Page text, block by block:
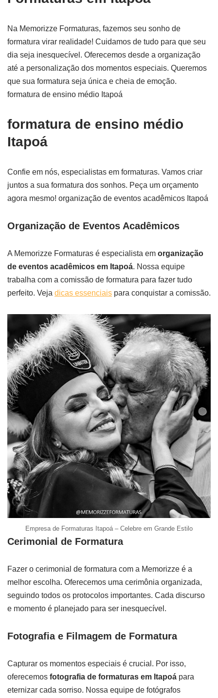
Na Memorizze Formaturas, fazemos seu sonho de
formatura virar realidade! Cuidamos de tudo para que seu
dia seja inesquecível. Oferecemos desde a organização
até a personalização dos momentos especiais. Queremos
que sua formatura seja única e cheia de emoção.
formatura de ensino médio Itapoá
formatura de ensino médio
Itapoá
Confie em nós, especialistas em formaturas. Vamos criar
juntos a sua formatura dos sonhos. Peça um orçamento
agora mesmo! organização de eventos acadêmicos Itapoá
Organização de Eventos Acadêmicos
A Memorizze Formaturas é especialista em organização
de eventos acadêmicos em Itapoá. Nossa equipe
trabalha com a comissão de formatura para fazer tudo
perfeito. Veja dicas essenciais para conquistar a comissão.
Empresa de Formaturas Itapoá – Celebre em Grande Estilo
Cerimonial de Formatura
Fazer o cerimonial de formatura com a Memorizze é a
melhor escolha. Oferecemos uma cerimônia organizada,
seguindo todos os protocolos importantes. Cada discurso
e momento é planejado para ser inesquecível.
Fotografia e Filmagem de Formatura
Capturar os momentos especiais é crucial. Por isso,
oferecemos fotografia de formaturas em Itapoá para
eternizar cada sorriso. Nossa equipe de fotógrafos